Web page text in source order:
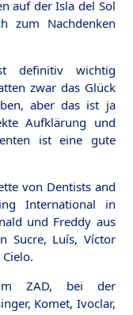
auf der Isla del Sol
zum Nachdenken
definitiv wichtig
zwar das Glück
aber das ist ja
Aufklärung und
ist eine gute
von Dentists and
International in
und Freddy aus
Sucre, Luís, Víctor
ZAD, bei der
Komet, Ivoclar,